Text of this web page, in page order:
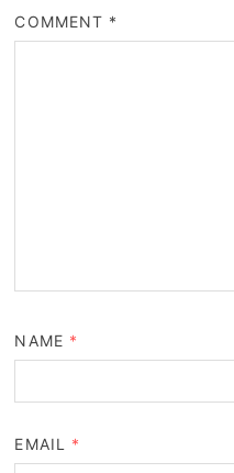
COMMENT *
NAME *
EMAIL *